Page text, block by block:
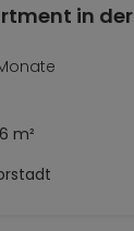
in der
m²